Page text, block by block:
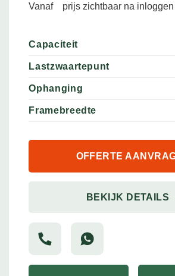
Vanaf prijs zichtbaar na inloggen
Capaciteit
Lastzwaartepunt
Ophanging
Framebreedte
OFFERTE
BEKIJK DETAILS